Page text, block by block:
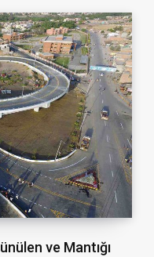
ve Mantığı